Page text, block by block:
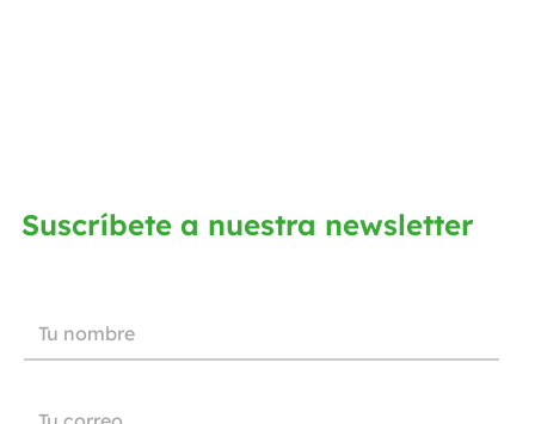
Suscríbete a nuestra newsletter